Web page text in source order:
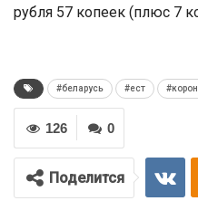
рубля 57 копеек (плюс 7
#беларусь #ест
0
126
Поделится